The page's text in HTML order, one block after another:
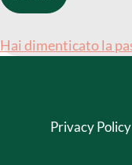
Hai dimenticato la
Privacy Policy